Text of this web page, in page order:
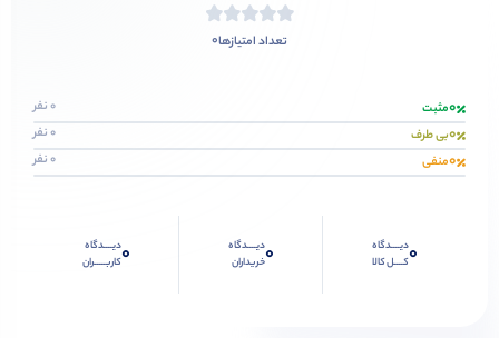
تعداد امتیازها0
0مثبت 0 نفر
0بی طرف 0 نفر
0منفی 0 نفر
0دیــــدگاه
کــــل کالا
0دیــــدگاه
خریداران
0دیــــدگاه
کاربـــــران